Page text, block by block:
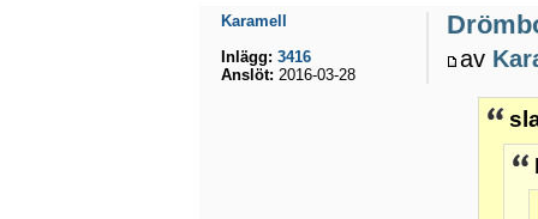
av
Karamell
Inlägg: 3416
Anslöt: 2016-03-28